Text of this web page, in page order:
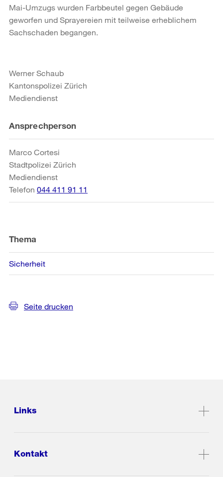
Mai-Umzugs wurden Farbbeutel gegen Gebäude
geworfen und Sprayereien mit teilweise erheblichem
Sachschaden begangen.
Werner Schaub
Kantonspolizei Zürich
Mediendienst
Weitere
Informationen
Ansprechperson
Marco Cortesi
Stadtpolizei Zürich
Mediendienst
Telefon 044 411 91 11
Thema
Sicherheit
Seite drucken
Links
Kontakt